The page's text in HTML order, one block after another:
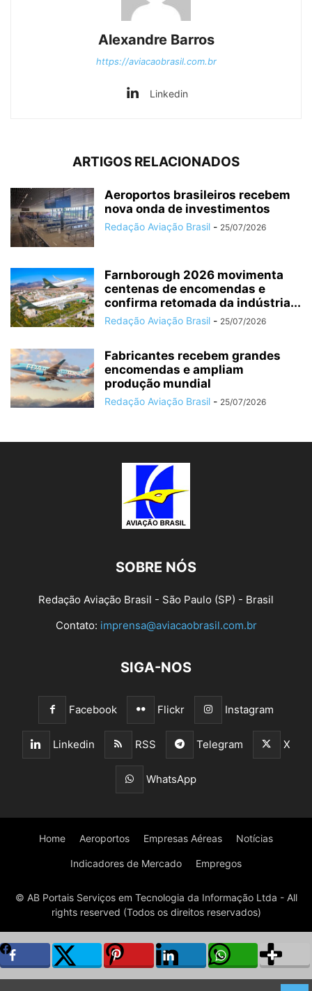
Alexandre Barros
https://aviacaobrasil.com.br
Linkedin
ARTIGOS RELACIONADOS
Aeroportos brasileiros recebem
nova onda de investimentos
Redação Aviação Brasil - 25/07/2026
Farnborough 2026 movimenta
centenas de encomendas e
confirma retomada da indústria...
Redação Aviação Brasil - 25/07/2026
Fabricantes recebem grandes
encomendas e ampliam
produção mundial
Redação Aviação Brasil - 25/07/2026
SOBRE NÓS
Redação Aviação Brasil - São Paulo (SP) - Brasil
Contato: imprensa@aviacaobrasil.com.br
SIGA-NOS
Facebook Flickr Instagram
Linkedin RSS Telegram X
WhatsApp
Home Aeroportos Empresas Aéreas Notícias
Indicadores de Mercado Empregos
© AB Portais Serviços em Tecnologia da Informação Ltda - All
rights reserved (Todos os direitos reservados)